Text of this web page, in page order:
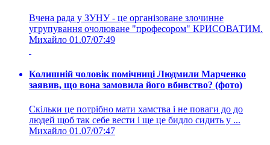
Вчена рада у ЗУНУ - це організоване злочинне
угрупування очолюване "професором" КРИСОВАТИМ.
Михайло 01.07/07:49
Колишній чоловік помічниці Людмили Марченко
заявив, що вона замовила його вбивство? (фото)
Скільки це потрібно мати хамства і не поваги до до
людей щоб так себе вести і ще це бидло сидить у ...
Михайло 01.07/07:47